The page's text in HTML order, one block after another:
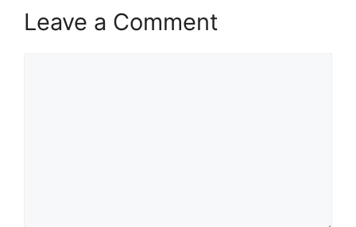
Leave a Comment